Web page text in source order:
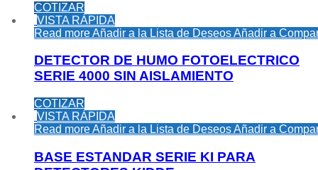
COTIZAR
VISTA RÁPIDA
Read moreAñadir a la Lista de DeseosAñadir a
DETECTOR DE HUMO FOTOELECTRICO
SERIE 4000 SIN AISLAMIENTO
COTIZAR
VISTA RÁPIDA
Read moreAñadir a la Lista de DeseosAñadir a
BASE ESTANDAR SERIE KI PARA